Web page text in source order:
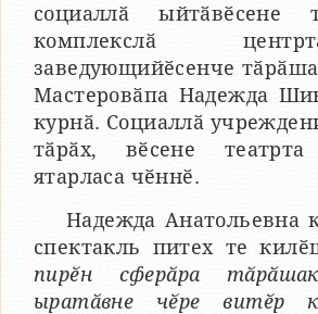
социаллӑ ыйтӑвӗсене
комплекслӑ
заведующийӗсенче
Мастеровӑпа Надежда
курнӑ. Социаллӑ
тӑрӑх, вӗсене театрта
ятарласа чӗннӗ.
Надежда Анатольевна
спектакль питех те
пирӗн сферӑра
ыратӑвне чӗре витӗр